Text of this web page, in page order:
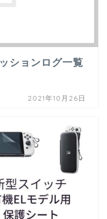
ションログ一覧
2021年10月26日